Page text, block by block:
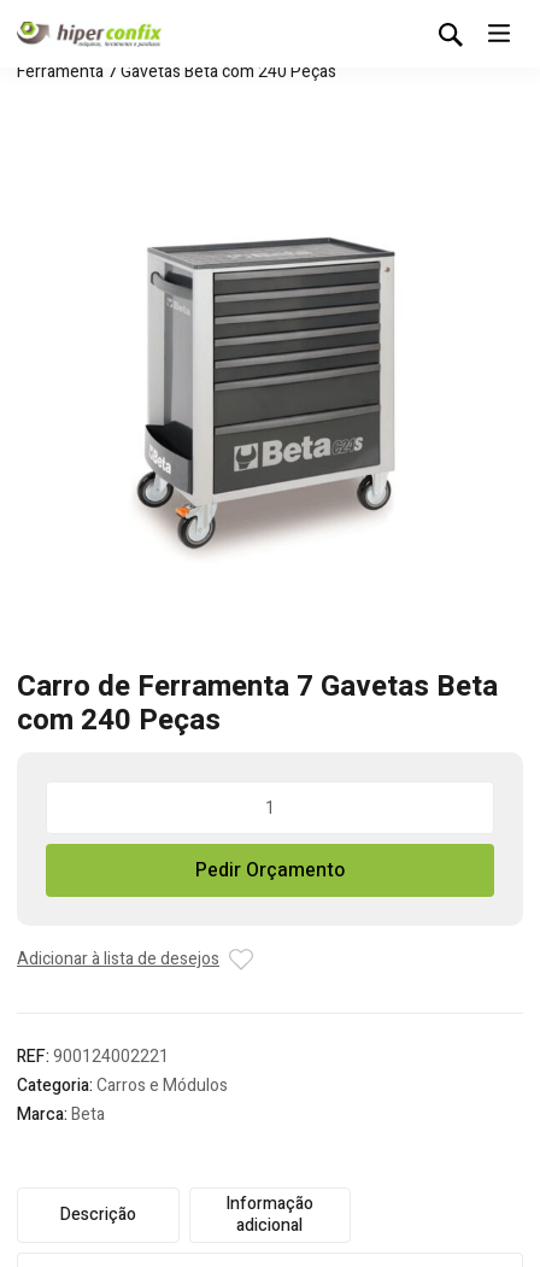
Início Loja Hipertintas
Carro de
Ferramenta 7 Gavetas Beta com 240 Peças
Carro de Ferramenta 7 Gavetas Beta
com 240 Peças
Carro
Ferramenta
Gavetas
Peças
Pedir Orçamento
Adicionar à lista de desejos
REF:900124002221
Categoria:Carros e Módulos
Marca:Beta
Descrição
Informação
adicional